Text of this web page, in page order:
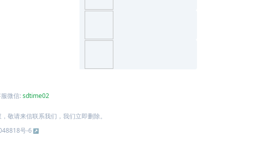
服微信:sdtime02
敬请来信联系我们，我们立即删除。
号-6